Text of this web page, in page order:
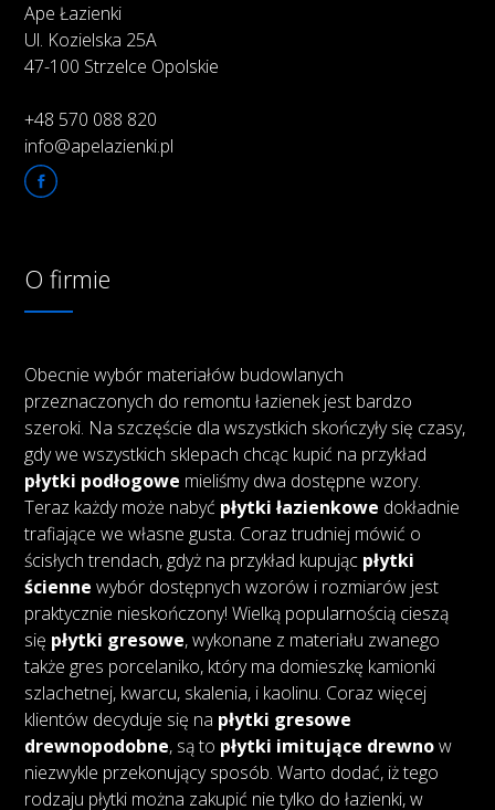
Ape Łazienki
Ul. Kozielska 25A
47-100 Strzelce Opolskie
+48 570 088 820
info@apelazienki.pl
O firmie
Obecnie wybór materiałów budowlanych
przeznaczonych do remontu łazienek jest bardzo
szeroki. Na szczęście dla wszystkich skończyły się czasy,
gdy we wszystkich sklepach chcąc kupić na przykład
płytki podłogowe mieliśmy dwa dostępne wzory.
Teraz każdy może nabyć płytki łazienkowe dokładnie
trafiające we własne gusta. Coraz trudniej mówić o
ścisłych trendach, gdyż na przykład kupując płytki
ścienne wybór dostępnych wzorów i rozmiarów jest
praktycznie nieskończony! Wielką popularnością cieszą
się płytki gresowe, wykonane z materiału zwanego
także gres porcelaniko, który ma domieszkę kamionki
szlachetnej, kwarcu, skalenia, i kaolinu. Coraz więcej
klientów decyduje się na płytki gresowe
drewnopodobne, są to płytki imitujące drewnow
niezwykle przekonujący sposób. Warto dodać, iż tego
rodzaju płytki można zakupić nie tylko do łazienki, w